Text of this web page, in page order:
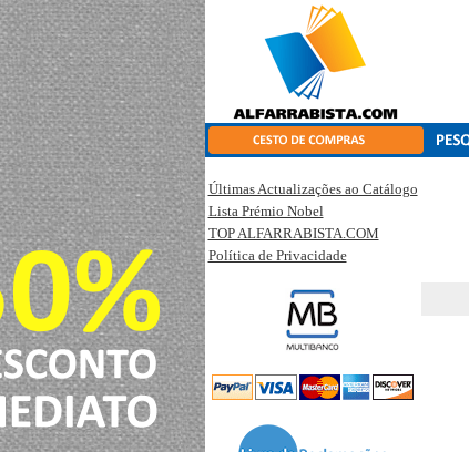
Últimas Actualizações ao Catálogo
Lista Prémio Nobel
TOP ALFARRABISTA.COM
Política de Privacidade